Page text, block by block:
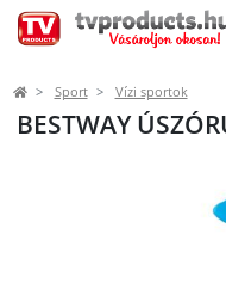
Sport Vízi sportok
BESTWAY